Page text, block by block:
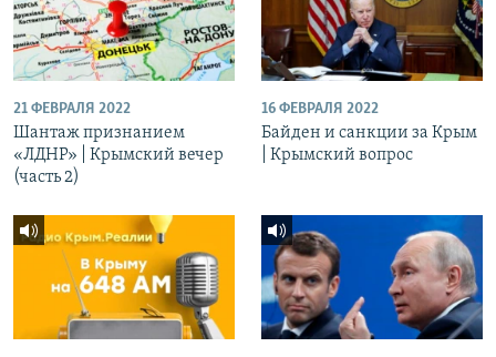
21 ФЕВРАЛЯ 2022
Шантаж признанием
«ЛДНР» | Крымский вечер
(часть 2)
16 ФЕВРАЛЯ 2022
Байден и санкции за Крым
| Крымский вопрос